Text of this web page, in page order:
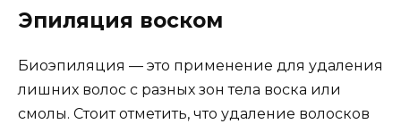
Эпиляция воском
Биоэпиляция — это применение для удаления
лишних волос с разных зон тела воска или
смолы. Стоит отметить, что удаление волосков